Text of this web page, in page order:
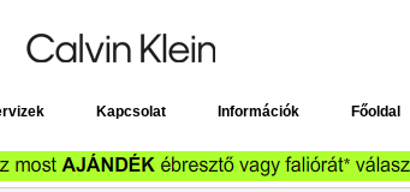
Kapcsolat Információk Főoldal